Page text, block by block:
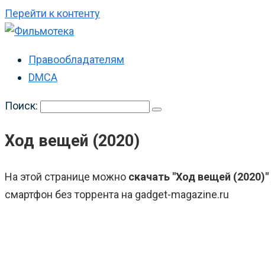
Перейти к контенту
Правообладателям
DMCA
Поиск:
Ход вещей (2020)
На этой странице можно скачать "Ход вещей (2020)"
смартфон без торрента на gadget-magazine.ru